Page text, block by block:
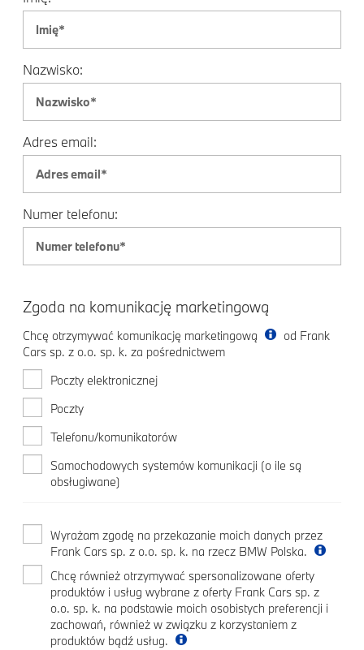
Nazwisko:
Adres email:
Numer telefonu:
Zgoda na komunikację marketingową
Chcę otrzymywać komunikację marketingową
od Frank
Cars sp. z o.o. sp. k. za pośrednictwem
Poczty elektronicznej
Poczty
Telefonu/komunikatorów
Samochodowych systemów komunikacji (o ile są
obsługiwane)
Wyrażam zgodę na przekazanie moich danych przez
Frank Cars sp. z o.o. sp. k. na rzecz BMW Polska.
Chcę również otrzymywać spersonalizowane oferty
produktów i usług wybrane z oferty Frank Cars sp. z
o.o. sp. k. na podstawie moich osobistych preferencji i
zachowań, również w związku z korzystaniem z
produktów bądź usług.